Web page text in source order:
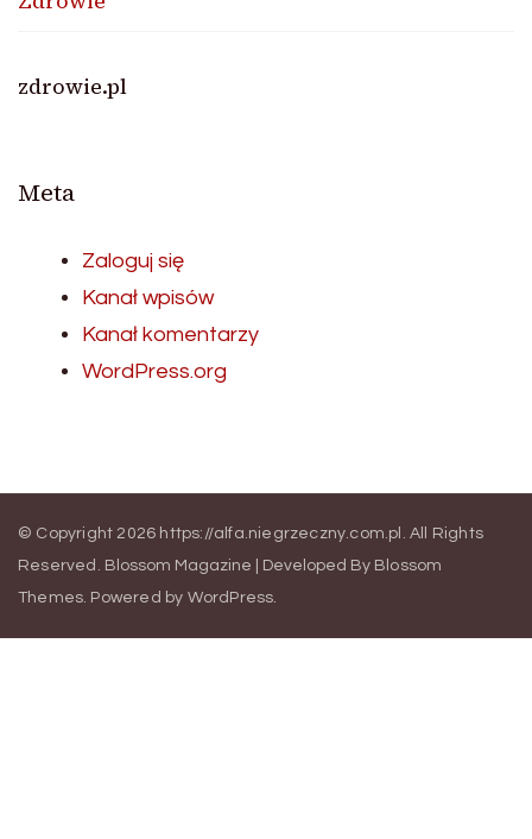
zdrowie.pl
Meta
Zaloguj się
Kanał wpisów
Kanał komentarzy
WordPress.org
© Copyright 2026 https://alfa.niegrzeczny.com.pl . All Rights
Reserved. Blossom Magazine | Developed By Blossom
Themes. Powered by WordPress.